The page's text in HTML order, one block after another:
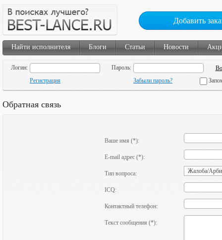
Добавить
Найти исполнителя Блоги Статьи Новости
Логин:
Пароль:
Регистрация
Забыли пароль?
Обратная связь
Ваше имя (*):
E-mail адрес (*):
Тип вопроса:
ICQ:
Контактный телефон:
Текст сообщения (*):